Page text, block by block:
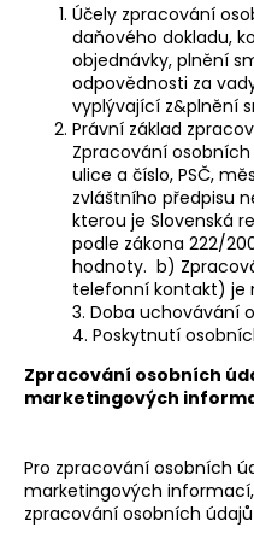
Účely zpracování
daňového dokladu,
objednávky, plnění
odpovědnosti za
vyplývající z&plnění
Právní základ
Zpracování
ulice a číslo, PSČ,
zvláštního předpisu
kterou je Slovenská
podle zákona 222/
hodnoty. b)
telefonní kontakt) je
3. Doba uchovávání
4. Poskytnutí
Zpracování osobních
marketingových
Pro zpracování osobních
marketingových
zpracování osobních